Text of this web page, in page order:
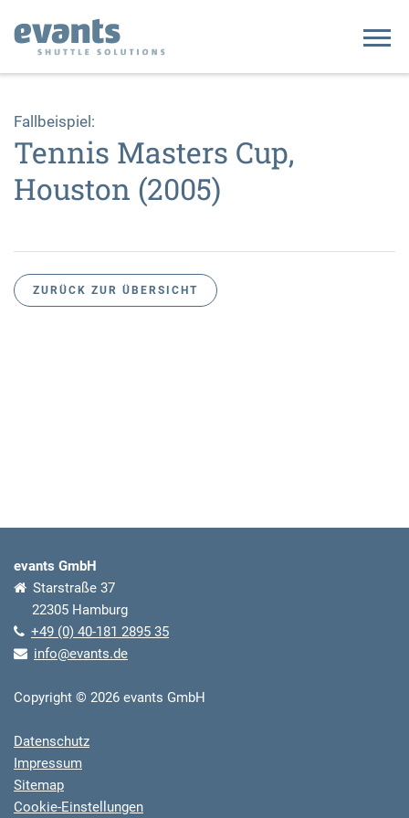
Unternehmen
Referenzen
Kontakt
DE EN
Fallbeispiel:
Tennis Masters Cup,
Houston (2005)
ZURÜCK ZUR ÜBERSICHT
evants GmbH
Starstraße 37
22305 Hamburg
+49 (0) 40-181 2895 35
info@evants.de
Copyright © 2026 evants GmbH
Datenschutz
Impressum
Sitemap
Cookie-Einstellungen